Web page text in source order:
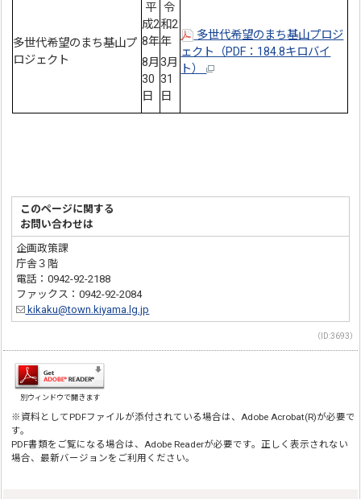
多世代希望のまち基山プ
ロジェクト
平
成2
8年
8月
30
日
令
和2
年
3月
31
日
多世代希望のまち基山プロジ
ェクト（PDF：184.8キロバイ
ト）
このページに関する
お問い合わせは
企画政策課
庁舎３階
電話：0942-92-2188
ファックス：0942-92-2084
kikaku@town.kiyama.lg.jp
（ID:3693）
別ウィンドウで開きます
※資料としてPDFファイルが添付されている場合は、Adobe Acrobat(R)が必要で
す。
PDF書類をご覧になる場合は、Adobe Readerが必要です。正しく表示されない
場合、最新バージョンをご利用ください。